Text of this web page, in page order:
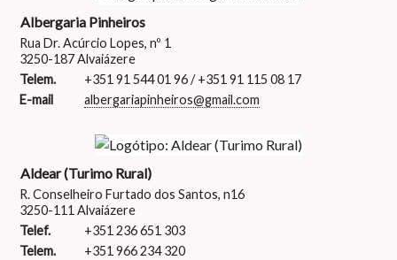
Albergaria Pinheiros
Rua Dr. Acúrcio Lopes, nº 1
3250-187 Alvaiázere
Telem.
+351 91 544 01 96 / +351 91 115 08 17
E-mail
albergariapinheiros@gmail.com
Aldear (Turimo Rural)
R. Conselheiro Furtado dos Santos, n16
3250-111 Alvaiázere
Telef.
+351 236 651 303
Telem.
+351 966 234 320